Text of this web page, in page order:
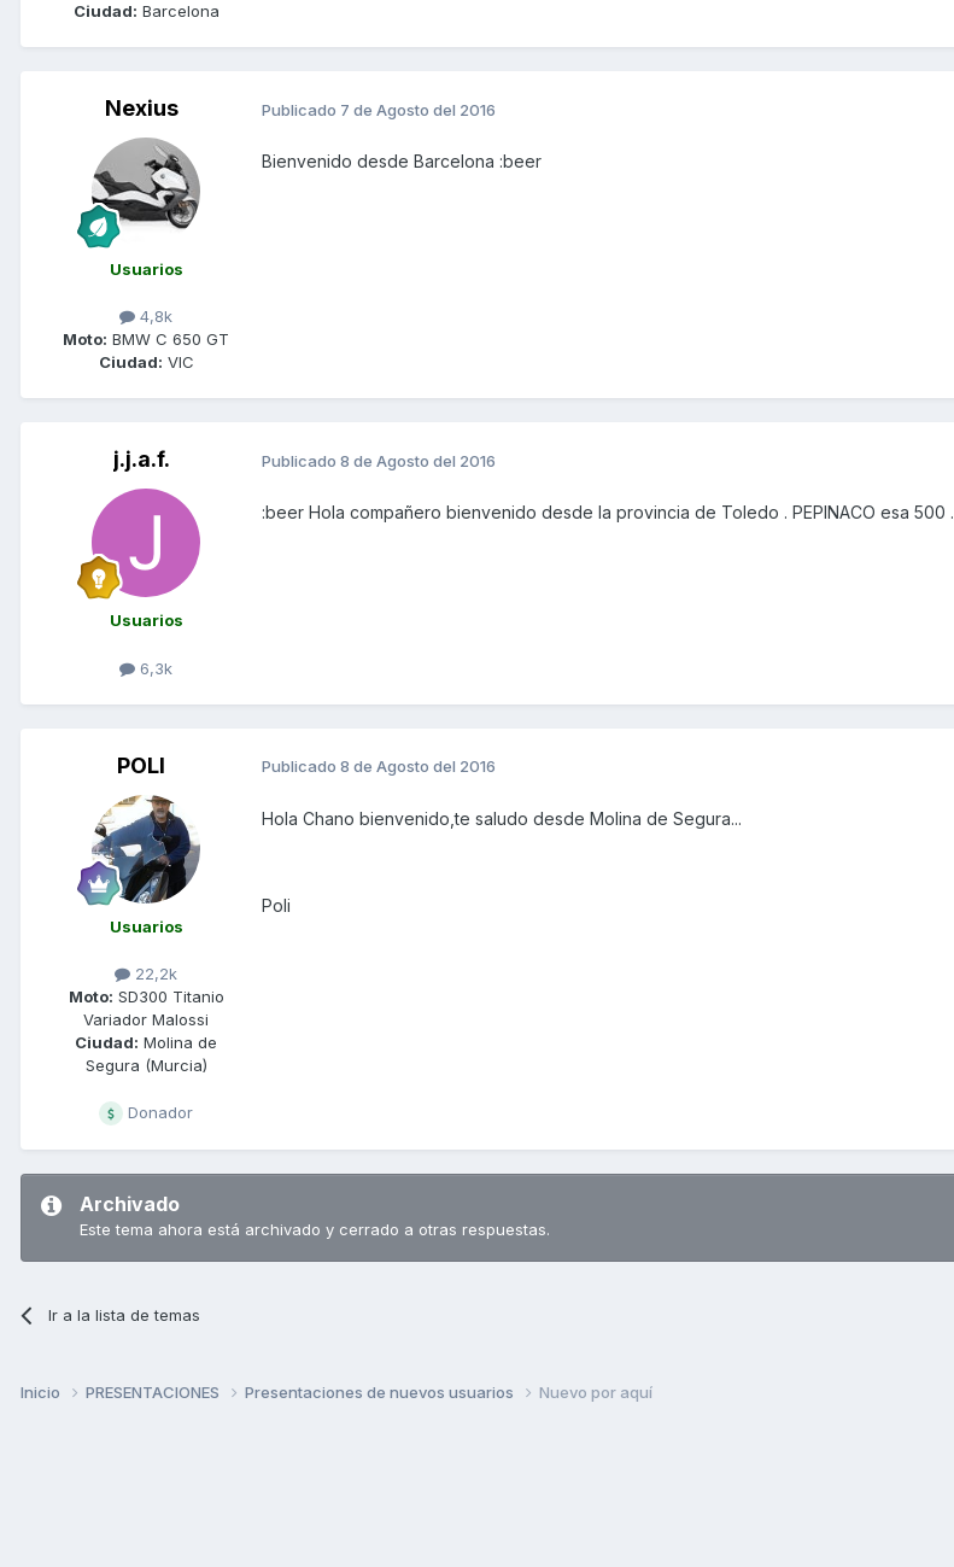
Ciudad: Barcelona
Nexius
Usuarios
4,8k
Moto: BMW C 650 GT
Ciudad: VIC
Publicado 7 de Agosto del 2016
Bienvenido desde Barcelona :beer
j.j.a.f.
Usuarios
6,3k
Publicado 8 de Agosto del 2016
:beer Hola compañero bienvenido desde la provincia de Toledo . PEPINACO esa 500 .
POLI
Usuarios
22,2k
Moto: SD300 Titanio
Variador Malossi
Ciudad: Molina de
Segura (Murcia)
Donador
Publicado 8 de Agosto del 2016
Hola Chano bienvenido,te saludo desde Molina de Segura...
Poli
Archivado
Este tema ahora está archivado y cerrado a otras respuestas.
Ir a la lista de temas
Inicio PRESENTACIONES Presentaciones de nuevos usuarios Nuevo por aquí